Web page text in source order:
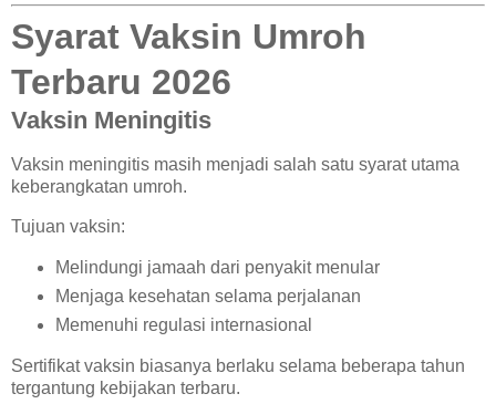
Syarat Vaksin Umroh
Terbaru 2026
Vaksin Meningitis
Vaksin meningitis masih menjadi salah satu syarat utama
keberangkatan umroh.
Tujuan vaksin:
Melindungi jamaah dari penyakit menular
Menjaga kesehatan selama perjalanan
Memenuhi regulasi internasional
Sertifikat vaksin biasanya berlaku selama beberapa tahun
tergantung kebijakan terbaru.